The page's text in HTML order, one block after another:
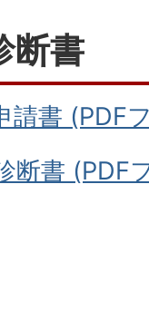
断書
書 (PDF
書 (PDF